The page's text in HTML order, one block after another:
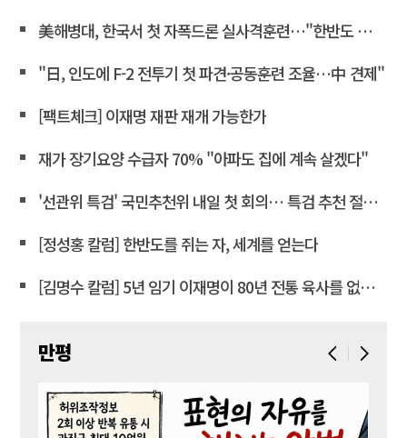
美해병대, 한국서 첫 자폭드론 실사격훈련…"한반도 지형 학습"
"日, 인도에 F-2 전투기 첫 파견·공동훈련 조율…中 견제"
[팩트체크] 이재명 재판 재개 가능한가
재가 장기요양 수급자 70% "아파도 집에 계속 살겠다"
'선관위 특검' 국민추천위 내일 첫 회의… 특검 추천 절차 개시
[정성홍 칼럼] 한반도를 쥐는 자, 세계를 얻는다
[김명수 칼럼] 5년 임기 이재명이 80년 전통 육사를 없앤다?
만평